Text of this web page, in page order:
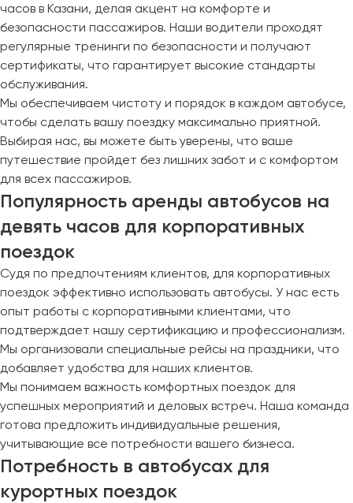
часов в Казани, делая акцент на комфорте и
безопасности пассажиров. Наши водители проходят
регулярные тренинги по безопасности и получают
сертификаты, что гарантирует высокие стандарты
обслуживания.
Мы обеспечиваем чистоту и порядок в каждом автобусе,
чтобы сделать вашу поездку максимально приятной.
Выбирая нас, вы можете быть уверены, что ваше
путешествие пройдет без лишних забот и с комфортом
для всех пассажиров.
Популярность аренды автобусов на
девять часов для корпоративных
поездок
Судя по предпочтениям клиентов, для корпоративных
поездок эффективно использовать автобусы. У нас есть
опыт работы с корпоративными клиентами, что
подтверждает нашу сертификацию и профессионализм.
Мы организовали специальные рейсы на праздники, что
добавляет удобства для наших клиентов.
Мы понимаем важность комфортных поездок для
успешных мероприятий и деловых встреч. Наша команда
готова предложить индивидуальные решения,
учитывающие все потребности вашего бизнеса.
Потребность в автобусах для
курортных поездок